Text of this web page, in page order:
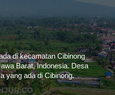
di kecamatan Cibinong
Barat, Indonesia. Desa
yang ada di Cibinong.